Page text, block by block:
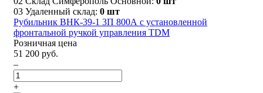
03 Удаленный склад: 0 шт
Рубильник ВНК-39-1 3П 800А с установленной
фронтальной ручкой управления TDM
Розничная цена
51 200 руб.
–
+